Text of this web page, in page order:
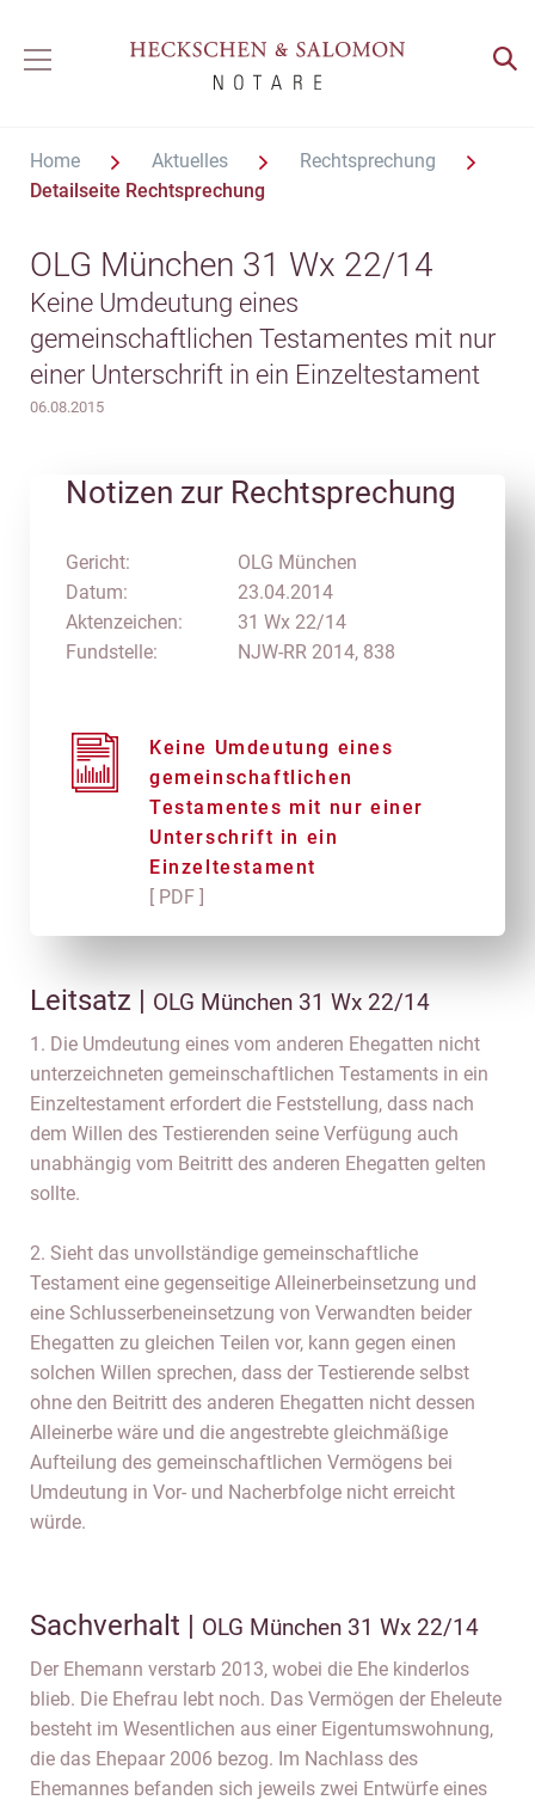
Home Aktuelles
Rechtsprechung
Detailseite Rechtsprechung
OLG München 31 Wx 22/14
Keine Umdeutung eines
gemeinschaftlichen Testamentes mit nur
einer Unterschrift in ein Einzeltestament
06.08.2015
Notizen zur Rechtsprechung
Gericht:
Datum:
Aktenzeichen:
Fundstelle:
OLG München
23.04.2014
31 Wx 22/14
NJW-RR 2014, 838
Keine Umdeutung eines
gemeinschaftlichen
Testamentes mit nur einer
Unterschrift in ein
Einzeltestament
[ PDF ]
Leitsatz | OLG München 31 Wx 22/14
1. Die Umdeutung eines vom anderen Ehegatten nicht
unterzeichneten gemeinschaftlichen Testaments in ein
Einzeltestament erfordert die Feststellung, dass nach
dem Willen des Testierenden seine Verfügung auch
unabhängig vom Beitritt des anderen Ehegatten gelten
sollte.
2. Sieht das unvollständige gemeinschaftliche
Testament eine gegenseitige Alleinerbeinsetzung und
eine Schlusserbeneinsetzung von Verwandten beider
Ehegatten zu gleichen Teilen vor, kann gegen einen
solchen Willen sprechen, dass der Testierende selbst
ohne den Beitritt des anderen Ehegatten nicht dessen
Alleinerbe wäre und die angestrebte gleichmäßige
Aufteilung des gemeinschaftlichen Vermögens bei
Umdeutung in Vor- und Nacherbfolge nicht erreicht
würde.
Sachverhalt | OLG München 31 Wx 22/14
Der Ehemann verstarb 2013, wobei die Ehe kinderlos
blieb. Die Ehefrau lebt noch. Das Vermögen der Eheleute
besteht im Wesentlichen aus einer Eigentumswohnung,
die das Ehepaar 2006 bezog. Im Nachlass des
Ehemannes befanden sich jeweils zwei Entwürfe eines